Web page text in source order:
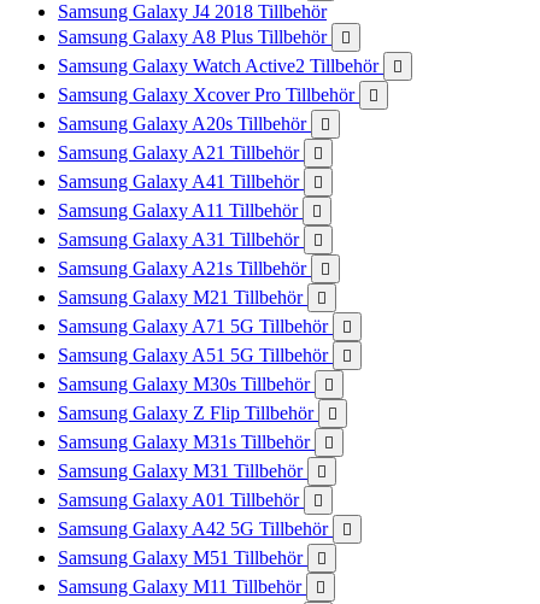
Samsung Galaxy J4 2018 Tillbehör
Samsung Galaxy A8 Plus Tillbehör

Samsung Galaxy Watch Active2 Tillbehör 
Samsung Galaxy Xcover Pro Tillbehör 
Samsung Galaxy A20s Tillbehör 
Samsung Galaxy A21 Tillbehör 
Samsung Galaxy A41 Tillbehör 
Samsung Galaxy A11 Tillbehör 
Samsung Galaxy A31 Tillbehör 
Samsung Galaxy A21s Tillbehör 
Samsung Galaxy M21 Tillbehör 
Samsung Galaxy A71 5G Tillbehör 
Samsung Galaxy A51 5G Tillbehör 
Samsung Galaxy M30s Tillbehör 
Samsung Galaxy Z Flip Tillbehör 
Samsung Galaxy M31s Tillbehör 
Samsung Galaxy M31 Tillbehör 
Samsung Galaxy A01 Tillbehör 
Samsung Galaxy A42 5G Tillbehör 
Samsung Galaxy M51 Tillbehör 
Samsung Galaxy M11 Tillbehör 